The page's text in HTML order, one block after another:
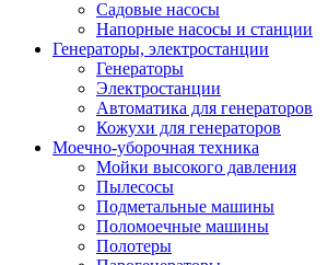
Садовые насосы
Напорные насосы и станции
Генераторы, электростанции
Генераторы
Электростанции
Автоматика для генераторов
Кожухи для генераторов
Моечно-уборочная техника
Мойки высокого давления
Пылесосы
Подметальные машины
Поломоечные машины
Полотеры